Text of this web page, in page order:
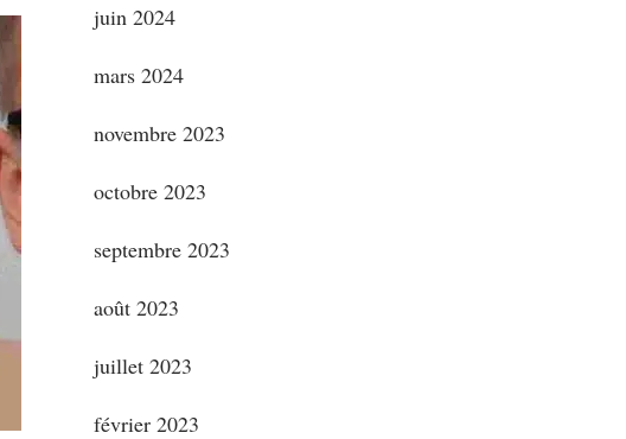
juin 2024
mars 2024
novembre 2023
octobre 2023
septembre 2023
août 2023
juillet 2023
février 2023